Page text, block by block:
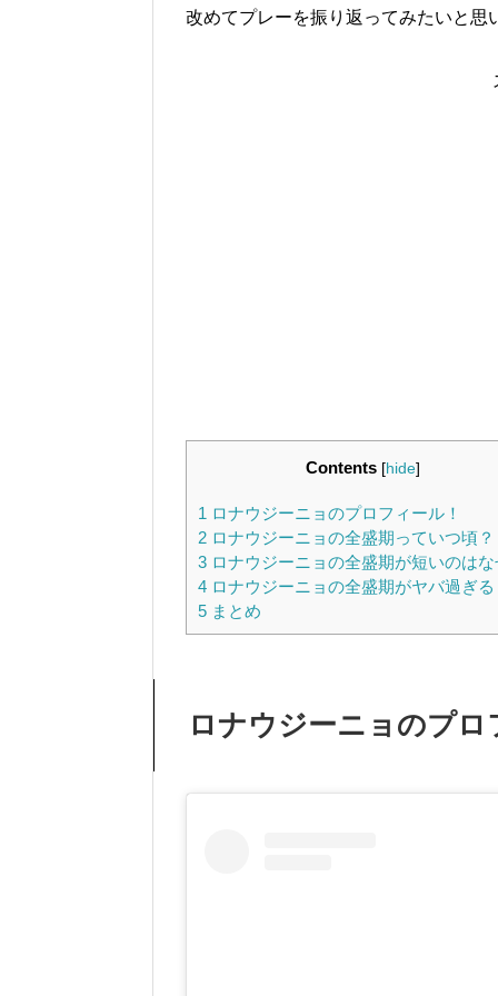
改めてプレーを振り返ってみたいと思
Contents [hide]
1 ロナウジーニョのプロフィール！
2 ロナウジーニョの全盛期っていつ頃？
3 ロナウジーニョの全盛期が短いのはな
4 ロナウジーニョの全盛期がヤバ過ぎる
5 まとめ
ロナウジーニョのプロ